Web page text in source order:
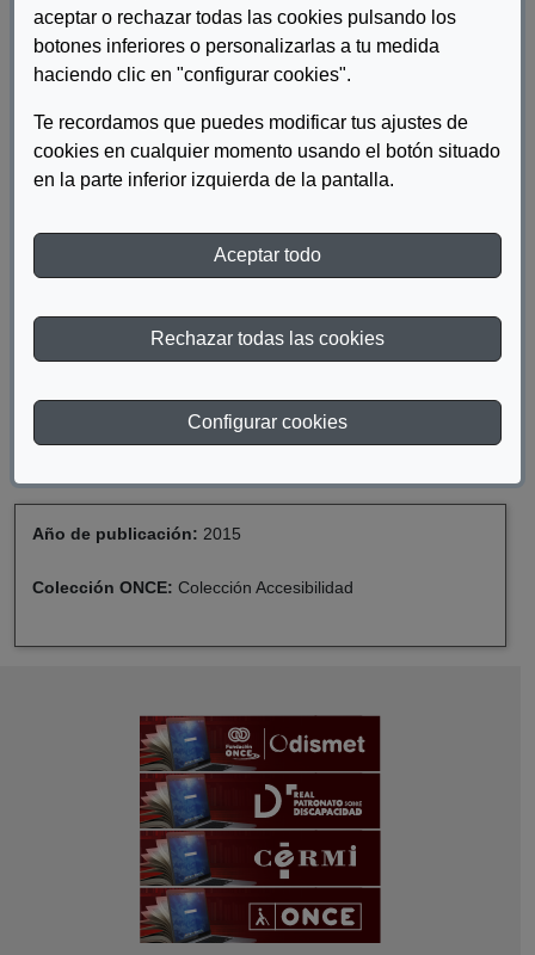
aceptar o rechazar todas las cookies pulsando los
botones inferiores o personalizarlas a tu medida
haciendo clic en "configurar cookies".
Te recordamos que puedes modificar tus ajustes de
cookies en cualquier momento usando el botón situado
en la parte inferior izquierda de la pantalla.
Aceptar todo
Rechazar todas las cookies
Configurar cookies
Fundación ONCE
Descripcion:
Publicación "Finanzas accesibles para todas las personas"
DESCARGAR FINANZAS ACCESIBLES PARA
TODAS LAS PERSONAS -VERSIÓN LECTURA
FÁCIL-
Año de publicación: 2015
Colección ONCE: Colección Accesibilidad